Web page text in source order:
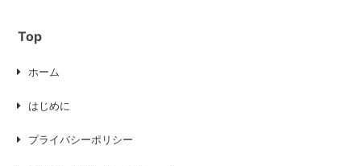
Top
ホーム
はじめに
プライバシーポリシー